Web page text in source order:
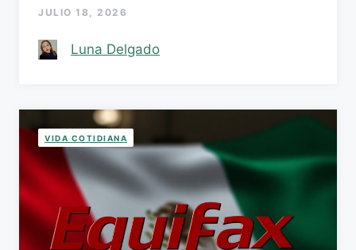
JULIO 18, 2026
Luna Delgado
VIDA COTIDIANA